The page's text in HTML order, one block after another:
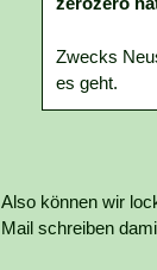
Zwecks
es geht.
Also können wir
Mail schreiben